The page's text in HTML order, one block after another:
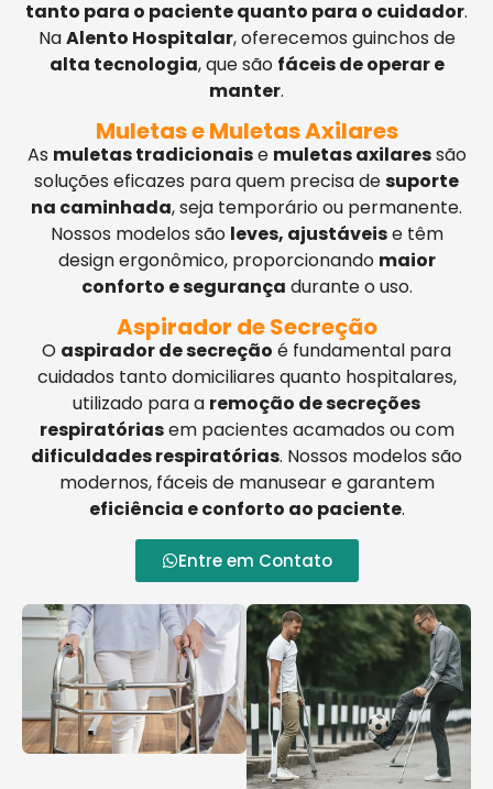
tanto para o paciente quanto para o cuidador.
NaAlento Hospitalar, oferecemos guinchos de
alta tecnologia, que são fáceis de operar e
manter.
Muletas e Muletas Axilares
As muletas tradicionaise muletas axilaressão
soluções eficazes para quem precisa desuporte
na caminhada, seja temporário ou permanente.
Nossos modelos são leves, ajustáveise têm
design ergonômico, proporcionando maior
conforto e segurança durante o uso.
Aspirador de Secreção
O aspirador de secreção é fundamental para
cuidados tanto domiciliares quanto hospitalares,
utilizado para a remoção de secreções
respiratóriasem pacientes acamados ou com
dificuldades respiratórias. Nossos modelos são
modernos, fáceis de manusear e garantem
eficiência e conforto ao paciente.
Entre em Contato